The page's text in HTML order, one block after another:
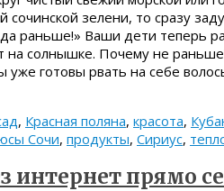
зелени, то сразу
раньше!» Ваши дети теперь
на солнышке. Почему не
уже готовы рвать на себе
, Красная поляна, красота,
Сочи, продукты, Сириус,
интернет прямо